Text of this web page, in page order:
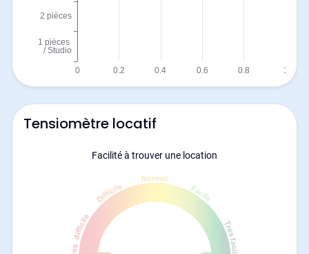
Tensiomètre locatif
Facilité à trouver une location